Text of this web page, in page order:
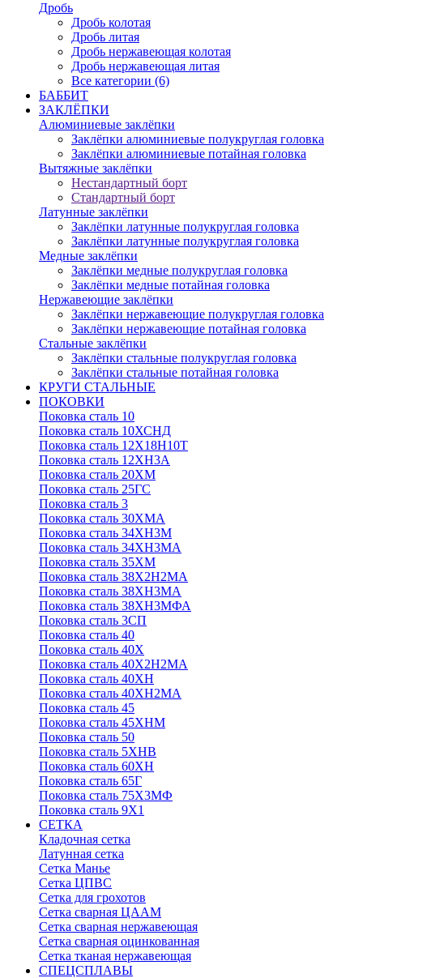
Дробь
Дробь колотая
Дробь литая
Дробь нержавеющая колотая
Дробь нержавеющая литая
Все категории (6)
БАББИТ
ЗАКЛЁПКИ
Алюминиевые заклёпки
Заклёпки алюминиевые полукруглая головка
Заклёпки алюминиевые потайная головка
Вытяжные заклёпки
Нестандартный борт
Стандартный борт
Латунные заклёпки
Заклёпки латунные полукруглая головка
Заклёпки латунные полукруглая головка
Медные заклёпки
Заклёпки медные полукруглая головка
Заклёпки медные потайная головка
Нержавеющие заклёпки
Заклёпки нержавеющие полукруглая головка
Заклёпки нержавеющие потайная головка
Стальные заклёпки
Заклёпки стальные полукруглая головка
Заклёпки стальные потайная головка
КРУГИ СТАЛЬНЫЕ
ПОКОВКИ
Поковка сталь 10
Поковка сталь 10ХСНД
Поковка сталь 12Х18Н10Т
Поковка сталь 12ХН3А
Поковка сталь 20ХМ
Поковка сталь 25ГС
Поковка сталь 3
Поковка сталь 30ХМА
Поковка сталь 34ХН3М
Поковка сталь 34ХН3МА
Поковка сталь 35ХМ
Поковка сталь 38Х2Н2МА
Поковка сталь 38ХН3МА
Поковка сталь 38ХН3МФА
Поковка сталь 3СП
Поковка сталь 40
Поковка сталь 40Х
Поковка сталь 40Х2Н2МА
Поковка сталь 40ХН
Поковка сталь 40ХН2МА
Поковка сталь 45
Поковка сталь 45ХНМ
Поковка сталь 50
Поковка сталь 5ХНВ
Поковка сталь 60ХН
Поковка сталь 65Г
Поковка сталь 75Х3МФ
Поковка сталь 9Х1
СЕТКА
Кладочная сетка
Латунная сетка
Сетка Манье
Сетка ЦПВС
Сетка для грохотов
Сетка сварная ЦААМ
Сетка сварная нержавеющая
Сетка сварная оцинкованная
Сетка тканая нержавеющая
СПЕЦСПЛАВЫ